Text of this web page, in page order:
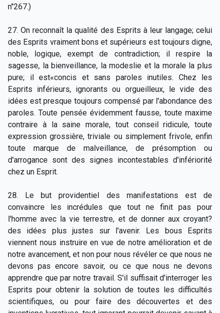
n"267.)
27. On reconnaît la qualité des Esprits à leur langage; celui
des Esprits vraiment bons et supérieurs est toujours digne,
noble, logique, exempt de contradiction; il respire la
sagesse, la bienveillance, la modeslie et la morale la plus
pure; il est«concis et sans paroles inutiles. Chez les
Esprits inférieurs, ignorants ou orgueilleux, le vide des
idées est presque toujours compensé par l'abondance des
paroles. Toute pensée évidemment fausse, toute maxime
contraire à la saine morale, tout conseil ridicule, toute
expression grossière, triviale ou simplement frivole, enfin
toute marque de malveillance, de présomption ou
d'arrogance sont des signes incontestables d'infériorité
chez un Esprit.
28. Le but providentiel des manifestations est de
convaincre les incrédules que tout ne finit pas pour
l'homme avec la vie terrestre, et de donner aux croyant?
des idées plus justes sur l'avenir. Les bous Esprits
viennent nous instruire en vue de notre amélioration et de
notre avancement, et non pour nous révéler ce que nous ne
devons pas encore savoir, ou ce que nous ne devons
apprendre que par notre travail. S'il suffisait d'interroger les
Esprits pour obtenir la solution de toutes les difficultés
scientifiques, ou pour faire des découvertes et des